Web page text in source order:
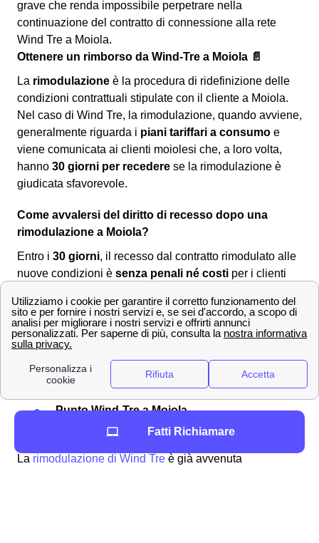
grave che renda impossibile perpetrare nella
continuazione del contratto di connessione alla rete
Wind Tre a Moiola.
Ottenere un rimborso da Wind-Tre a Moiola 📄
La rimodulazione è la procedura di ridefinizione delle
condizioni contrattuali stipulate con il cliente a Moiola.
Nel caso di Wind Tre, la rimodulazione, quando avviene,
generalmente riguarda i piani tariffari a consumo e
viene comunicata ai clienti moiolesi che, a loro volta,
hanno 30 giorni per recedere se la rimodulazione è
giudicata sfavorevole.
Come avvalersi del diritto di recesso dopo una
rimodulazione a Moiola?
Entro i 30 giorni, il recesso dal contratto rimodulato alle
nuove condizioni è senza penali né costi per i clienti
utilizzare uno dei seguenti canali:
Servizio clienti Wind-Tre: contattabile al
PEC all'indirizzo:
[email protected]
Raccomandata A/R a:Wind Tre S.p.A. CD
Milano recapito Baggio, Casella Postale
Punto Wind-Tre a Moiola
Assistenza digitale Willi
La rimodulazione di Wind Tre è già avvenuta
Fatti Richiamare